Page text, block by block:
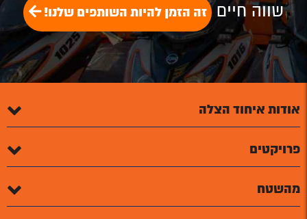
שווה חיים זה הזמן להיות השותפים שלנו!
אודות איחוד הצלה
פרויקטים
מהשטח